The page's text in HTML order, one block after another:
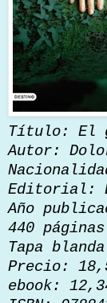
Título: El
Autor:
Editorial:
Año
440
Tapa
Precio:
ebook: